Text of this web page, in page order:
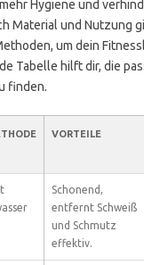
Hygiene und
Material und Nutzung
um dein
Tabelle hilft dir, die
finden.
VORTEILE
Schonend,
entfernt Schweiß
und Schmutz
effektiv.